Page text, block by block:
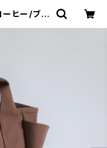
ヒー/ブラ